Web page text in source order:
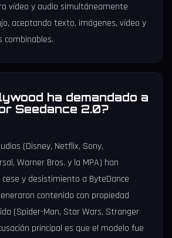
vídeo y audio simultáneamente
aceptando texto, imágenes, vídeo y
combinables.
ha demandado a
Seedance 2.0?
(Disney, Netflix, Sony,
Warner Bros. y la MPA) han
y desistimiento a ByteDance
contenido con propiedad
(Spider-Man, Star Wars, Stranger
principal es que el modelo fue